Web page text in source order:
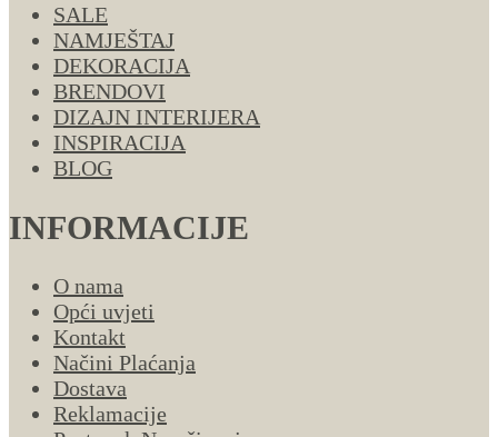
SALE
NAMJEŠTAJ
DEKORACIJA
BRENDOVI
DIZAJN INTERIJERA
INSPIRACIJA
BLOG
INFORMACIJE
O nama
Opći uvjeti
Kontakt
Načini Plaćanja
Dostava
Reklamacije